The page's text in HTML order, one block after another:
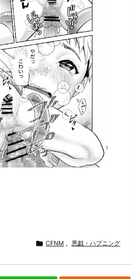
 CFNM , 悪戯・ハプニング